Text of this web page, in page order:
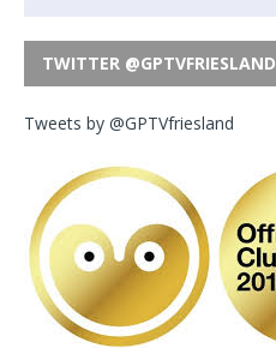
TWITTER @GPTVFRIESLAND
Tweets by @GPTVfriesland